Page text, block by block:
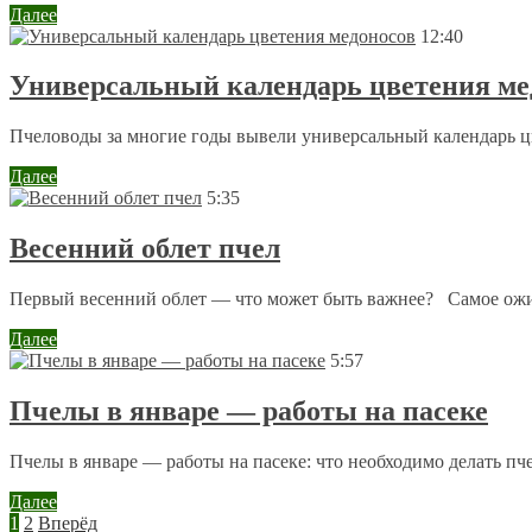
Далее
12:40
Универсальный календарь цветения
Пчеловоды за многие годы вывели универсальный календарь
Далее
5:35
Весенний облет пчел
Первый весенний облет — что может быть важнее? Самое
Далее
5:57
Пчелы в январе — работы на пасеке
Пчелы в январе — работы на пасеке: что необходимо делать
Далее
1 2 Вперёд